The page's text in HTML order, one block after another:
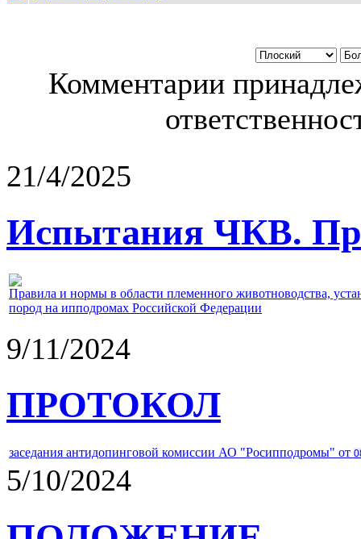
Комментарии
21/4/2025
Испытания ЧКВ.
Правила и нормы в области племенного животноводства,
пород на ипподромах Российской Федерации
9/11/2024
ПРОТОКОЛ
заседания антидопинговой комиссии АО "Росипподромы" от
5/10/2024